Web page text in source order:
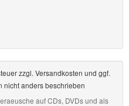
zzgl. Versandkosten und ggf.
nicht anders beschrieben
auf CDs, DVDs und als